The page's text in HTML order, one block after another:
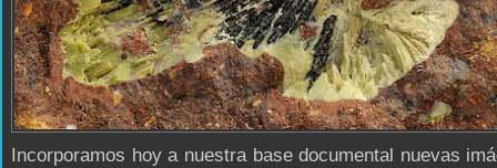
Incorporamos hoy a nuestra base documental nuevas